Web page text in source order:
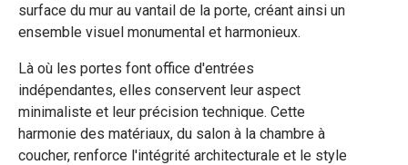
surface du mur au vantail de la porte, créant ainsi un
ensemble visuel monumental et harmonieux.
Là où les portes font office d'entrées
indépendantes, elles conservent leur aspect
minimaliste et leur précision technique. Cette
harmonie des matériaux, du salon à la chambre à
coucher, renforce l'intégrité architecturale et le style